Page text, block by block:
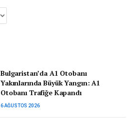
Bulgaristan’da A1 Otobanı
Yakınlarında Büyük Yangın: A1
Otobanı Trafiğe Kapandı
6 AĞUSTOS 2026